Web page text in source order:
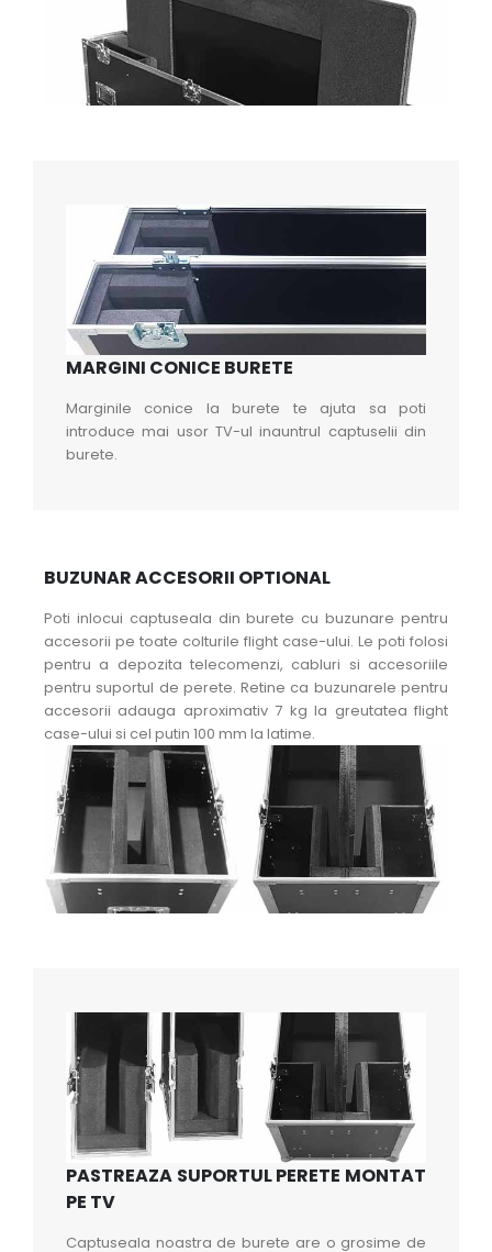
MARGINI CONICE BURETE
Marginile conice la burete te ajuta sa poti
introduce mai usor TV-ul inauntrul captuselii din
burete.
BUZUNAR ACCESORII OPTIONAL
Poti inlocui captuseala din burete cu buzunare pentru
accesorii pe toate colturile flight case-ului. Le poti folosi
pentru a depozita telecomenzi, cabluri si accesoriile
pentru suportul de perete. Retine ca buzunarele pentru
accesorii adauga aproximativ 7 kg la greutatea flight
case-ului si cel putin 100 mm la latime.
PASTREAZA SUPORTUL PERETE MONTAT
PE TV
Captuseala noastra de burete are o grosime de